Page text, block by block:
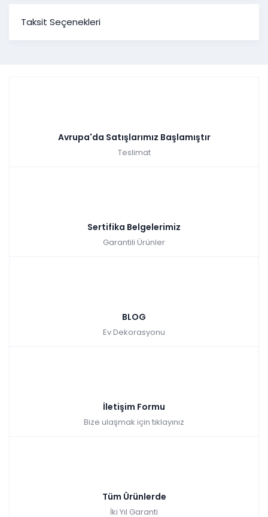
Taksit Seçenekleri
Avrupa'da Satışlarımız Başlamıştır
Teslimat
Sertifika Belgelerimiz
Garantili Ürünler
BLOG
Ev Dekorasyonu
İletişim Formu
Bize ulaşmak için tıklayınız
Tüm Ürünlerde
İki Yıl Garanti